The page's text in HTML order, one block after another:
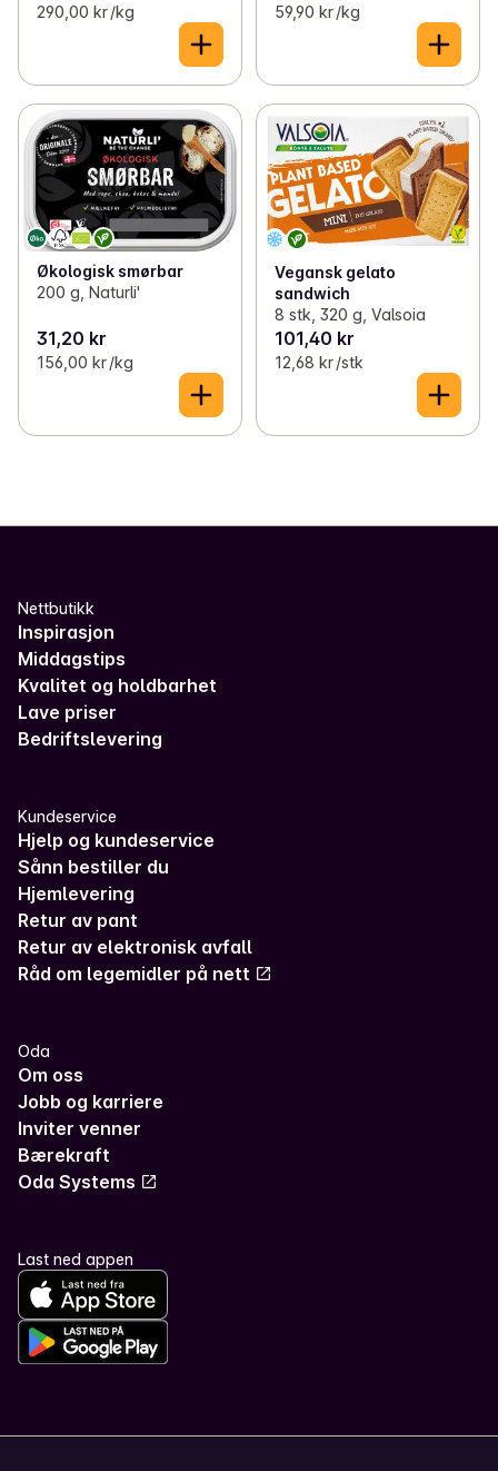
290,00 kr /kg 59,90 kr /kg
Økologisk smørbar
200 g, Naturli'
31,20 kr
156,00 kr /kg
Vegansk gelato
sandwich
8 stk, 320 g, Valsoia
101,40 kr
12,68 kr /stk
Nettbutikk
Inspirasjon
Middagstips
Kvalitet og holdbarhet
Lave priser
Bedriftslevering
Kundeservice
Hjelp og kundeservice
Sånn bestiller du
Hjemlevering
Retur av pant
Retur av elektronisk avfall
Råd om legemidler på nett
Oda
Om oss
Jobb og karriere
Inviter venner
Bærekraft
Oda Systems
Last ned appen